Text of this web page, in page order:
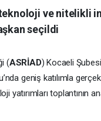
ve nitelikli
seçildi
(ASRİAD) Kocaeli
geniş katılımla
yatırımları toplantının